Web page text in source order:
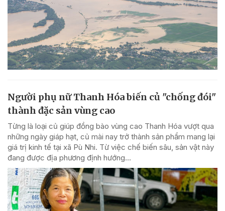
Người phụ nữ Thanh Hóa biến củ "chống đói"
thành đặc sản vùng cao
Từng là loại củ giúp đồng bào vùng cao Thanh Hóa vượt qua
những ngày giáp hạt, củ mài nay trở thành sản phẩm mang lại
giá trị kinh tế tại xã Pù Nhi. Từ việc chế biến sâu, sản vật này
đang được địa phương định hướng...